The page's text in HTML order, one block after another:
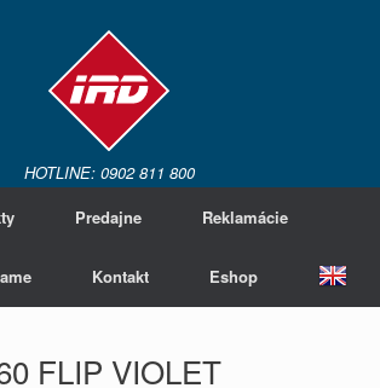
HOTLINE: 0902 811 800
Predajne Reklamácie
Kontakt Eshop
FLIP VIOLET